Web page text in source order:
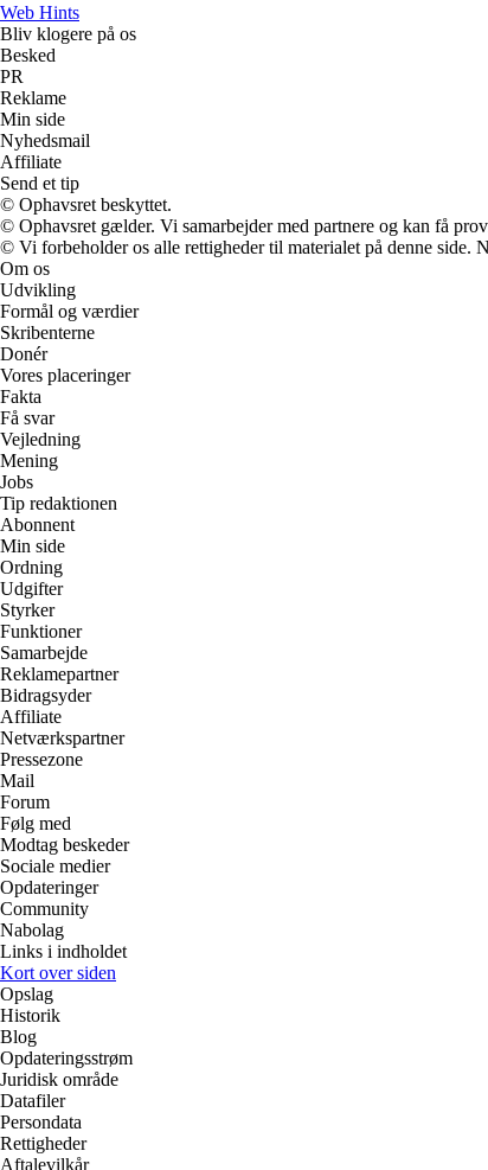
Web Hints
Bliv klogere på os
Besked
PR
Reklame
Min side
Nyhedsmail
Affiliate
Send et tip
© Ophavsret beskyttet.
© Ophavsret gælder. Vi samarbejder med partnere og kan få
© Vi forbeholder os alle rettigheder til materialet på denne
Om os
Udvikling
Formål og værdier
Skribenterne
Donér
Vores placeringer
Fakta
Få svar
Vejledning
Mening
Jobs
Tip redaktionen
Abonnent
Min side
Ordning
Udgifter
Styrker
Funktioner
Samarbejde
Reklamepartner
Bidragsyder
Affiliate
Netværkspartner
Pressezone
Mail
Forum
Følg med
Modtag beskeder
Sociale medier
Opdateringer
Community
Nabolag
Links i indholdet
Kort over siden
Opslag
Historik
Blog
Opdateringsstrøm
Juridisk område
Datafiler
Persondata
Rettigheder
Aftalevilkår